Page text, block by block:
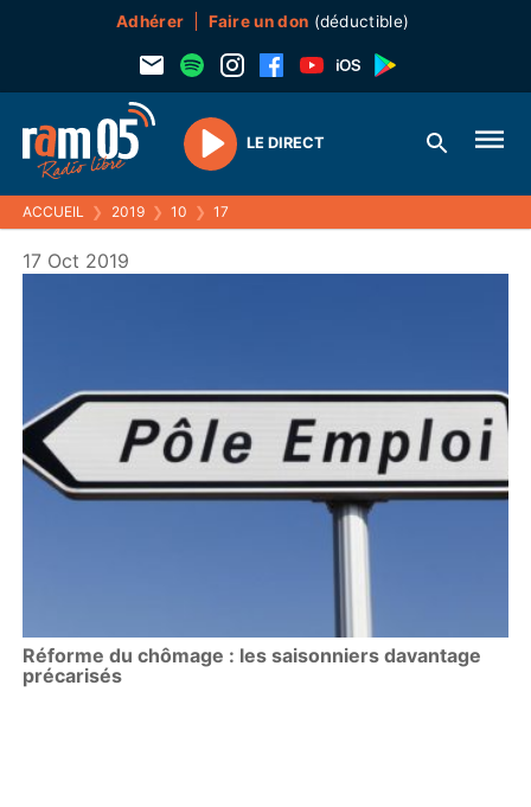
Adhérer Faire un don (déductible)
Play
LE DIRECT
ACCUEIL ❯ 2019 ❯ 10 ❯ 17
17 Oct 2019
Réforme du chômage : les saisonniers davantage
précarisés